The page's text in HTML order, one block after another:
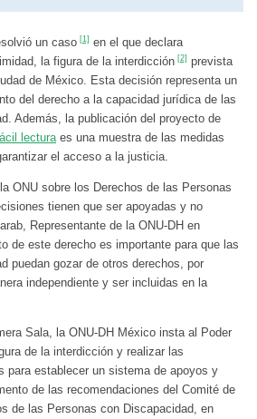
un caso [1] en el que declara
la figura de la interdicción [2] prevista
de México. Esta decisión representa un
del derecho a la capacidad jurídica de las
Además, la publicación del proyecto de
lectura es una muestra de las medidas
el acceso a la justicia.
ONU sobre los Derechos de las Personas
tienen que ser apoyadas y no
Representante de la ONU-DH en
de este derecho es importante para que las
puedan gozar de otros derechos, por
independiente y ser incluidas en la
Sala, la ONU-DH México insta al Poder
de la interdicción y realizar las
para establecer un sistema de apoyos y
de las recomendaciones del Comité de
de las Personas con Discapacidad, en